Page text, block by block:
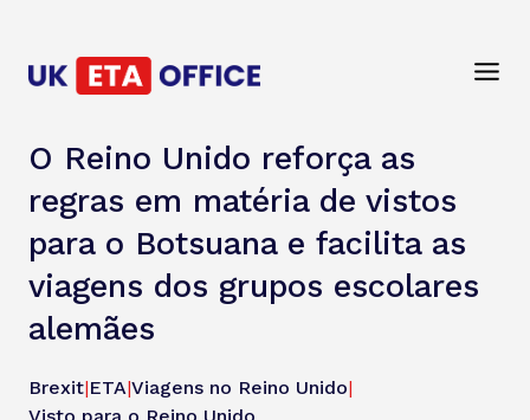
O Reino Unido reforça as
regras em matéria de vistos
para o Botsuana e facilita as
viagens dos grupos escolares
alemães
Brexit|ETA|Viagens no Reino Unido|